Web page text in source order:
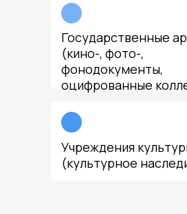
Государственные
(кино-, фото-,
фонодокументы,
оцифрованные
Учреждения
(культурное